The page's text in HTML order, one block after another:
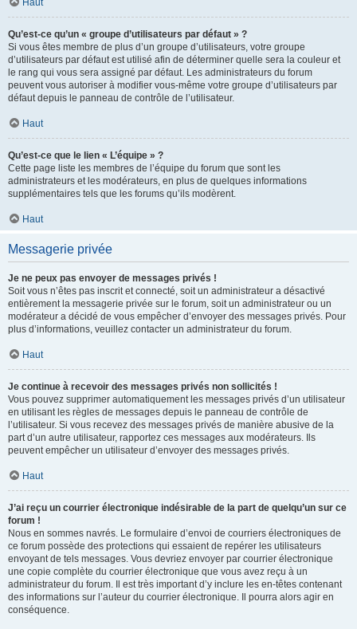
Haut
Qu’est-ce qu’un « groupe d’utilisateurs par défaut » ?
Si vous êtes membre de plus d’un groupe d’utilisateurs, votre groupe
d’utilisateurs par défaut est utilisé afin de déterminer quelle sera la couleur et
le rang qui vous sera assigné par défaut. Les administrateurs du forum
peuvent vous autoriser à modifier vous-même votre groupe d’utilisateurs par
défaut depuis le panneau de contrôle de l’utilisateur.
Haut
Qu’est-ce que le lien « L’équipe » ?
Cette page liste les membres de l’équipe du forum que sont les
administrateurs et les modérateurs, en plus de quelques informations
supplémentaires tels que les forums qu’ils modèrent.
Haut
Messagerie privée
Je ne peux pas envoyer de messages privés !
Soit vous n’êtes pas inscrit et connecté, soit un administrateur a désactivé
entièrement la messagerie privée sur le forum, soit un administrateur ou un
modérateur a décidé de vous empêcher d’envoyer des messages privés. Pour
plus d’informations, veuillez contacter un administrateur du forum.
Haut
Je continue à recevoir des messages privés non sollicités !
Vous pouvez supprimer automatiquement les messages privés d’un utilisateur
en utilisant les règles de messages depuis le panneau de contrôle de
l’utilisateur. Si vous recevez des messages privés de manière abusive de la
part d’un autre utilisateur, rapportez ces messages aux modérateurs. Ils
peuvent empêcher un utilisateur d’envoyer des messages privés.
Haut
J’ai reçu un courrier électronique indésirable de la part de quelqu’un sur ce
forum !
Nous en sommes navrés. Le formulaire d’envoi de courriers électroniques de
ce forum possède des protections qui essaient de repérer les utilisateurs
envoyant de tels messages. Vous devriez envoyer par courrier électronique
une copie complète du courrier électronique que vous avez reçu à un
administrateur du forum. Il est très important d’y inclure les en-têtes contenant
des informations sur l’auteur du courrier électronique. Il pourra alors agir en
conséquence.